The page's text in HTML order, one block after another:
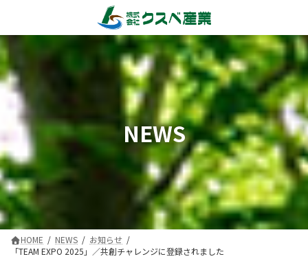
テ
ン
ツ
へ
ッ
プ
ゲ
ー
シ
ョ
移
動
NEWS
HOME NEWS
お知らせ
「TEAM EXPO 2025」／共創チャレンジに登録されました